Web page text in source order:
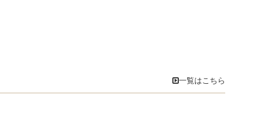
一覧はこちら